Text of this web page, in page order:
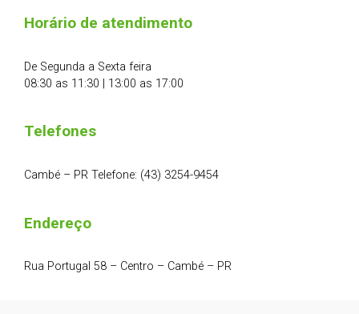
Horário de atendimento
De Segunda a Sexta feira
08:30 as 11:30 | 13:00 as 17:00
Telefones
Cambé – PR Telefone: (43) 3254-9454
Endereço
Rua Portugal 58 – Centro – Cambé – PR